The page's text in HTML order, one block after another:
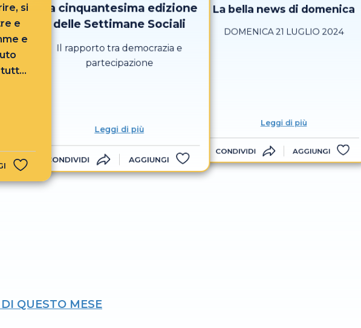
si
e
e
tutto
La cinquantesima edizione
delle Settimane Sociali
Il rapporto tra democrazia e
partecipazione
Leggi di più
CONDIVIDI AGGIUNGI
La bella news di domenica
DOMENICA 21 LUGLIO 2024
Leggi di più
CONDIVIDI AGGIUNGI
QUESTO MESE